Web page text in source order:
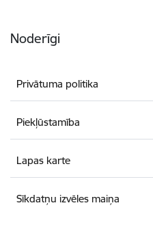
Noderīgi
Privātuma politika
Piekļūstamība
Lapas karte
Sīkdatņu izvēles maiņa